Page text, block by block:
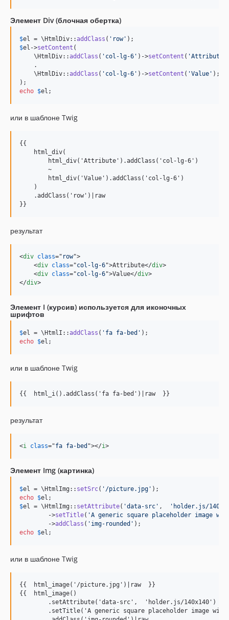
Элемент Div (блочная обертка)
$el = \HtmlDiv::addClass ( ' row'
$el ->setContent (
    \HtmlDiv::
addClass ( ' col-lg-6 ' )->setContent ( 'Attribute
    .
    \HtmlDiv::
addClass ( ' col-lg-6 ' )->setContent ( 'Value ' );
echo $el ;
или в шаблоне Twig
{{
    html_div(
        html_div('Attribute').addClass('col-lg-6')
        ~
        html_div('Value').addClass('col-lg-6')
    )
    .addClass('row')|raw
}}
результат
<div class=" row">
<div class="col-lg-6">Attribute</div>
<div class="col-lg-6">Value</div>
</div>
Элемент I (курсив) используется для иконочных
шрифтов
$el = \HtmlI::addClass ( ' fa fa-bed '
echo $el ;
или в шаблоне Twig
{{  html_i().addClass('fa fa-bed')|raw  }}
результат
<i class="fa fa-bed "></i>
Элемент Img (картинка)
$el = \HtmlImg:: setSrc( ' /picture.jpg '
echo $el
$el = \HtmlImg:: setAttribute( 'data-src ' , ' holder.js/
        ->
setTitle( 'A generic square placeholder image
        ->
addClass ( ' img-rounded '
echo $el ;
или в шаблоне Twig
{{  html_image('/picture.jpg')|raw  }}
{{  html_image()
        .setAttribute('data-src',  'holder.js/140x140')
.setTitle('A generic square placeholder image